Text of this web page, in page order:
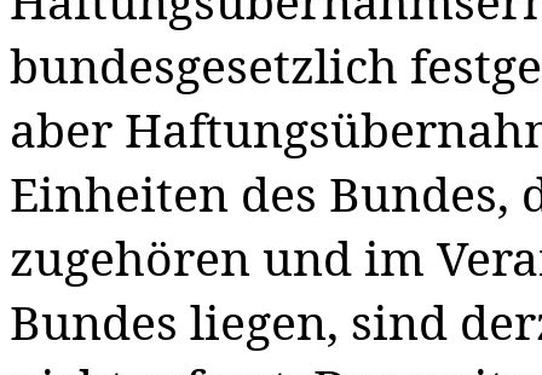
bundesgesetzlich
aber
Einheiten des Bundes,
zugehören und im
Bundes liegen, sind